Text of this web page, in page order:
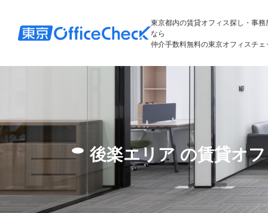
東京都内の賃貸オフィス探し・事務
なら
仲介手数料無料の東京オフィスチェ
後楽エリア の賃貸オ